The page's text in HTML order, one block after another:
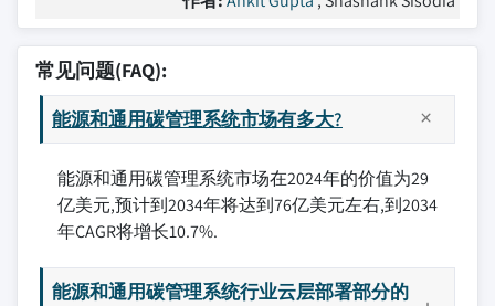
常见问题(FAQ):
能源和通用碳管理系统市场有多大?
能源和通用碳管理系统市场在2024年的价值为29
亿美元,预计到2034年将达到76亿美元左右,到2034
年CAGR将增长10.7%.
能源和通用碳管理系统行业云层部署部分的